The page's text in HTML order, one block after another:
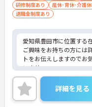
研修制度あり
産休･育休･介護
退職金制度あり
愛知県豊田市に位置する
ご興味をお持ちの方には
トをお伝えしますのでお
いませ。
詳細を見る